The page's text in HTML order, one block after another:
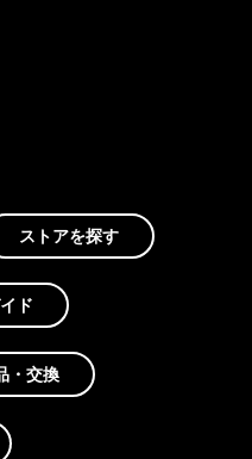
ストアを探す
ド
・交換